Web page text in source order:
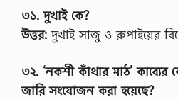
৩১. দুখাই কে?
উত্তর: দুখাই সাজু ও রুপাইয়ের
৩২. ‘নকশী কাঁথার মাঠ’
জারি সংযোজন করা হয়েছে?